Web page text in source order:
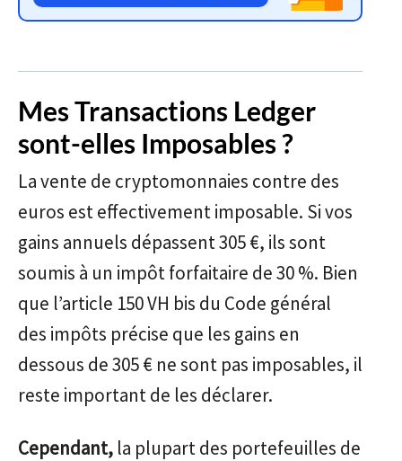
Mes Transactions Ledger
sont-elles Imposables ?
La vente de cryptomonnaies contre des
euros est effectivement imposable. Si vos
gains annuels dépassent 305 €, ils sont
soumis à un impôt forfaitaire de 30 %. Bien
que l’article 150 VH bis du Code général
des impôts précise que les gains en
dessous de 305 € ne sont pas imposables, il
reste important de les déclarer.
Cependant, la plupart des portefeuilles de